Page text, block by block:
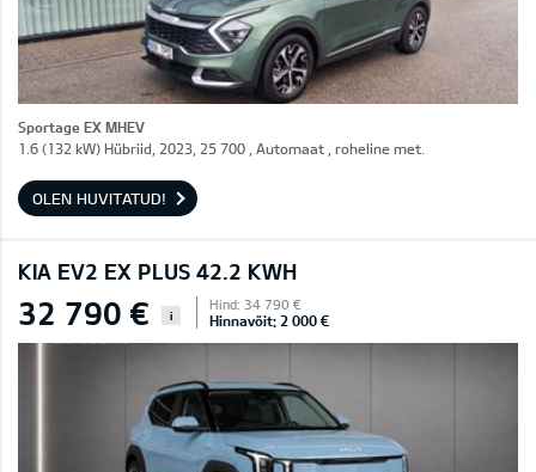
Sportage EX MHEV
1.6 (132 kW) Hübriid, 2023, 25 700 , Automaat , roheline met.
OLEN HUVITATUD!
KIA EV2 EX PLUS 42.2 KWH
32 790 € i
Hind: 34 790 €
Hinnavõit: 2 000 €